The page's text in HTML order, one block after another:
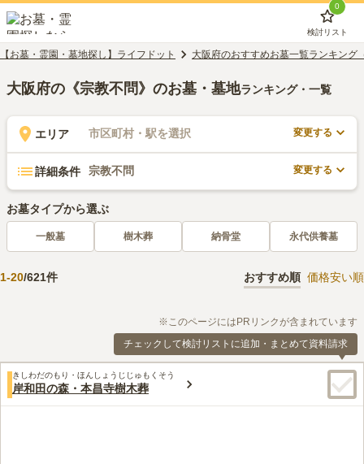
0
検討リスト
【お墓・霊園・墓地探し】ライフドット 大阪府のおすすめお墓一覧ランキング
大阪府の《宗教不問》のお墓・墓地ランキング・一覧
エリア 市区町村・駅を選択 変更する
詳細条件 宗教不問 変更する
お墓タイプから選ぶ
一般墓 樹木葬 納骨堂 永代供養墓
1-20/621件 おすすめ順 価格安い順
※このページにはPRリンクが含まれています
チェックして検討リストに追加・まとめて資料請求
きしわだのもり・ほんしょうじじゅもくそう
岸和田の森・本昌寺樹木葬